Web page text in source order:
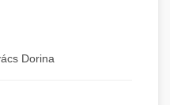
Dorina